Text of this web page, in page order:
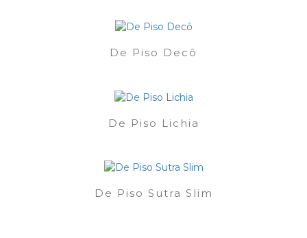
De Piso Decô
De Piso Lichia
De Piso Sutra Slim